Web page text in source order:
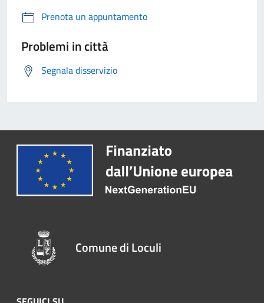
Prenota un appuntamento
Problemi in città
Segnala disservizio
Comune di Loculi